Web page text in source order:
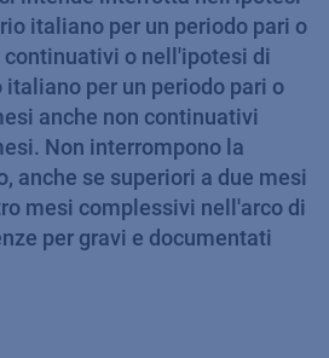
italiano per un periodo pari o
continuativi o nell'ipotesi di
per un periodo pari o
anche non continuativi
Non interrompono la
anche se superiori a due mesi
mesi complessivi nell'arco di
per gravi e documentati